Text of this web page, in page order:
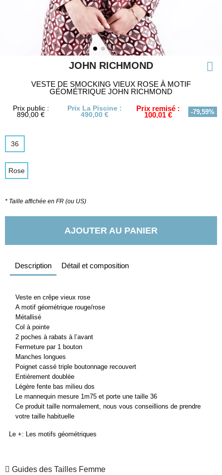
JOHN RICHMOND
VESTE DE SMOCKING VIEUX ROSE À MOTIF
GÉOMÉTRIQUE JOHN RICHMOND
Prix public :
890,00 €
Prix La Piscine :
490,00 €
Prix remisé :
100,01 € -79,59%
36
Rose
* Taille affichée en FR (ou US)
AJOUTER AU PANIER
Description Détail et composition
Veste en crêpe vieux rose
A motif géométrique rouge/rose
Métallisé
Col à pointe
2 poches à rabats à l’avant
Fermeture par 1 bouton
Manches longues
Poignet cassé triple boutonnage recouvert
Entièrement doublée
Légère fente bas milieu dos
Le mannequin mesure 1m75 et porte une taille 36
Ce produit taille normalement, nous vous conseillions de prendre
votre taille habituelle
Le +: Les motifs géométriques
Guides des Tailles Femme